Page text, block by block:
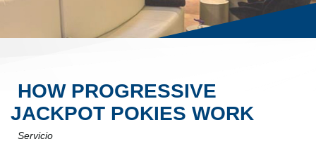
HOW PROGRESSIVE
JACKPOT POKIES WORK
Servicio